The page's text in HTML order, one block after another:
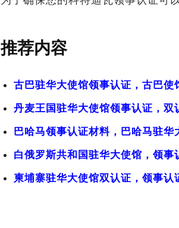
推荐内容
古巴驻华大使馆领事认证，古巴使
丹麦王国驻华大使馆领事认证，双
巴哈马领事认证材料，巴哈马驻华
白俄罗斯共和国驻华大使馆，领事
柬埔寨驻华大使馆双认证，领事认